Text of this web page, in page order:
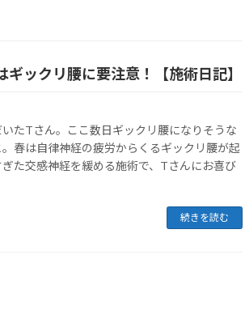
ックリ腰に要注意！【施術日記】
たTさん。ここ数日ギックリ腰になりそうな
春は自律神経の疲労からくるギックリ腰が起
た交感神経を緩める施術で、Tさんにお喜び
続きを読む